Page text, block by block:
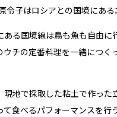
令子はロシアとの国境にあ
ある国境線は鳥も魚も自由
ウチの定番料理を一緒につ
現地で採取した粘土で作っ
て食べるパフォーマンスを行う